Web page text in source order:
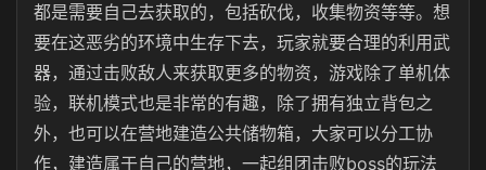
都是需要自己去获取的，包括砍伐，收集物资等等。想
要在这恶劣的环境中生存下去，玩家就要合理的利用武
器，通过击败敌人来获取更多的物资，游戏除了单机体
验，联机模式也是非常的有趣，除了拥有独立背包之
外，也可以在营地建造公共储物箱，大家可以分工协
作，建造属于自己的营地，一起组团击败boss的玩法